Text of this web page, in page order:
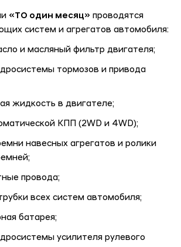
«ТО один месяц» проводятся
систем и агрегатов автомобиля:
и масляный фильтр двигателя;
тормозов и привода
жидкость в двигателе;
КПП (2WD и 4WD);
навесных агрегатов и ролики
провода;
всех систем автомобиля;
батарея;
усилителя рулевого